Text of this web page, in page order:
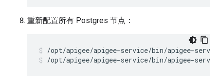
重新配置所有 Postgres 节点：
/opt/apigee/apigee-service/bin/apigee-
/opt/apigee/apigee-service/bin/apigee-